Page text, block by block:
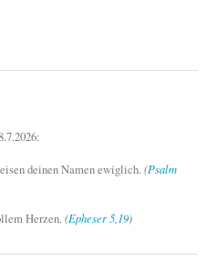
deinen Namen ewiglich.(Psalm
Herzen.(Epheser 5,19)